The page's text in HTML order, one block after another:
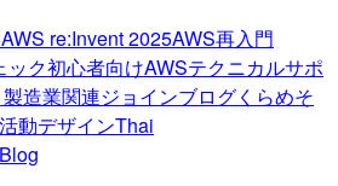
AWS re:Invent 2025AWS再入門
ック初心者向けAWSテクニカルサポ
製造業関連ジョインブログくらめそ
動デザインThai